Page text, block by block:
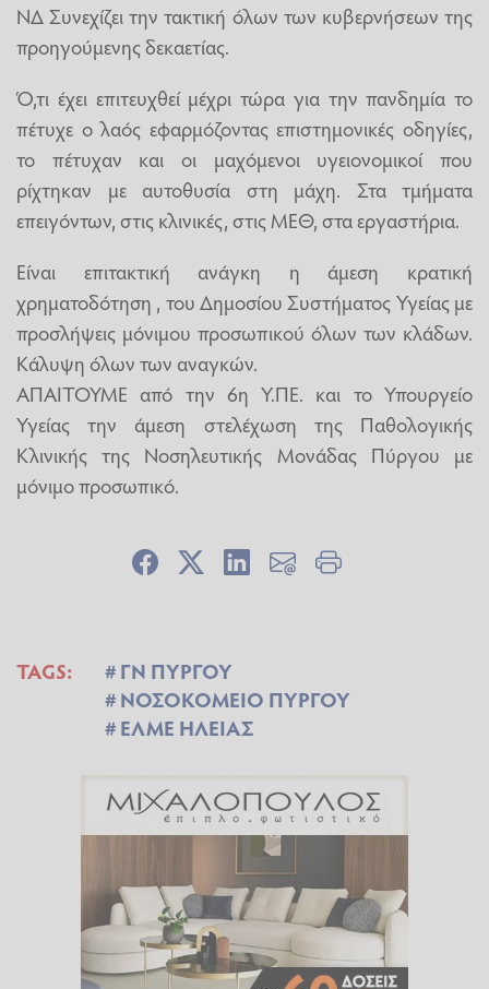
ΝΔ Συνεχίζει την τακτική όλων των κυβερνήσεων της
προηγούμενης δεκαετίας.
Ό,τι έχει επιτευχθεί μέχρι τώρα για την πανδημία το
πέτυχε ο λαός εφαρμόζοντας επιστημονικές οδηγίες,
το πέτυχαν και οι μαχόμενοι υγειονομικοί που
ρίχτηκαν με αυτοθυσία στη μάχη. Στα τμήματα
επειγόντων, στις κλινικές, στις ΜΕΘ, στα εργαστήρια.
Είναι επιτακτική ανάγκη η άμεση κρατική
χρηματοδότηση , του Δημοσίου Συστήματος Υγείας με
προσλήψεις μόνιμου προσωπικού όλων των κλάδων.
Κάλυψη όλων των αναγκών.
ΑΠΑΙΤΟΥΜΕ από την 6η Υ.ΠΕ. και το Υπουργείο
Υγείας την άμεση στελέχωση της Παθολογικής
Κλινικής της Νοσηλευτικής Μονάδας Πύργου με
μόνιμο προσωπικό.
TAGS:
ΓΝ ΠΥΡΓΟΥ
ΝΟΣΟΚΟΜΕΙΟ ΠΥΡΓΟΥ
ΕΛΜΕ ΗΛΕΙΑΣ